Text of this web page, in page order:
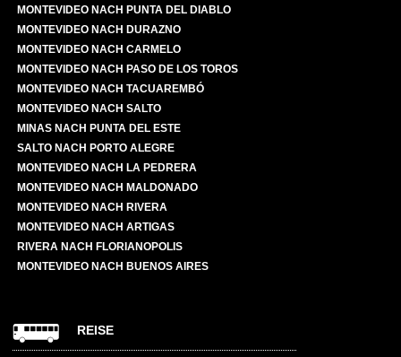
MONTEVIDEO NACH PUNTA DEL DIABLO
MONTEVIDEO NACH DURAZNO
MONTEVIDEO NACH CARMELO
MONTEVIDEO NACH PASO DE LOS TOROS
MONTEVIDEO NACH TACUAREMBÓ
MONTEVIDEO NACH SALTO
MINAS NACH PUNTA DEL ESTE
SALTO NACH PORTO ALEGRE
MONTEVIDEO NACH LA PEDRERA
MONTEVIDEO NACH MALDONADO
MONTEVIDEO NACH RIVERA
MONTEVIDEO NACH ARTIGAS
RIVERA NACH FLORIANOPOLIS
MONTEVIDEO NACH BUENOS AIRES
REISE